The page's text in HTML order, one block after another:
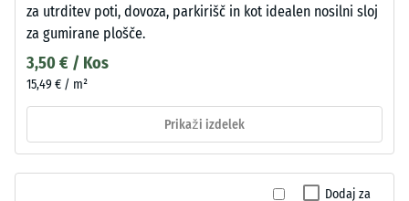
za utrditev poti, dovoza, parkirišč in kot idealen nosilni sloj
za gumirane plošče.
3,50 € / Kos
15,49 € / m²
Prikaži izdelek
Dodaj za